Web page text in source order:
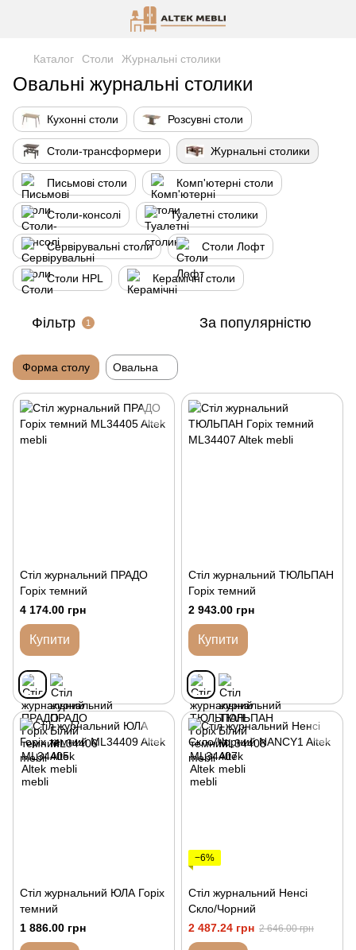
Каталог Столи Журнальні столики
Овальні журнальні столики
Кухонні столи Розсувні столи
Столи-трансформери Журнальні столики
Письмові столи Комп'ютерні столи
Столи-консолі Туалетні столики
Сервірувальні столи Столи Лофт
Столи HPL Керамічні столи
Фільтр 1 За популярністю
Форма столу Овальна
Стіл журнальний ПРАДО
Горіх темний
4 174.00 грн
Купити
Стіл журнальний ТЮЛЬПАН
Горіх темний
2 943.00 грн
Купити
Стіл журнальний ЮЛА Горіх
темний
1 886.00 грн
−6%
Стіл журнальний Ненсі
Скло/Чорний
2 487.24 грн 2 646.00 грн